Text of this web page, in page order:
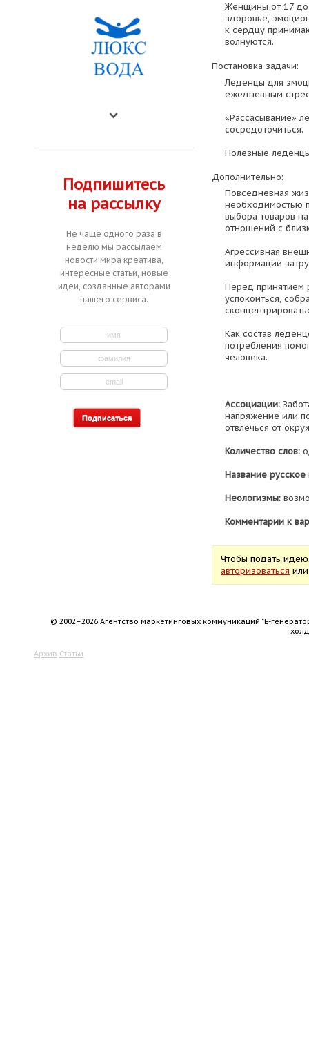
Подпишитесь
на рассылку
Не чаще одного раза в
неделю мы рассылаем
новости мира креатива,
интересные статьи, новые
идеи, созданные авторами
нашего сервиса.
Женщины от 17 до
здоровье,
к сердцу
волнуются.
Постановка задачи:
Леденцы для
ежедневным
«Рассасывание»
сосредоточиться.
Полезные
Дополнительно:
Повседневная
необходимостью
выбора товаров
отношений с
Агрессивная
информации
Перед принятием
успокоиться,
Как состав
потребления
человека.
Ассоциации:
напряжение или
отвлечься от
Количество слов:
Название
Неологизмы:
Комментарии к
Чтобы подать
авторизоваться
© 2002–2026 Агентство маркетинговых коммуникаций "Е-
Архив Статьи